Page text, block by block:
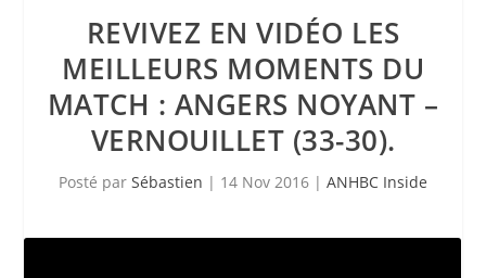
REVIVEZ EN VIDÉO LES
MEILLEURS MOMENTS DU
MATCH : ANGERS NOYANT –
VERNOUILLET (33-30).
Posté par Sébastien | 14 Nov 2016 | ANHBC Inside